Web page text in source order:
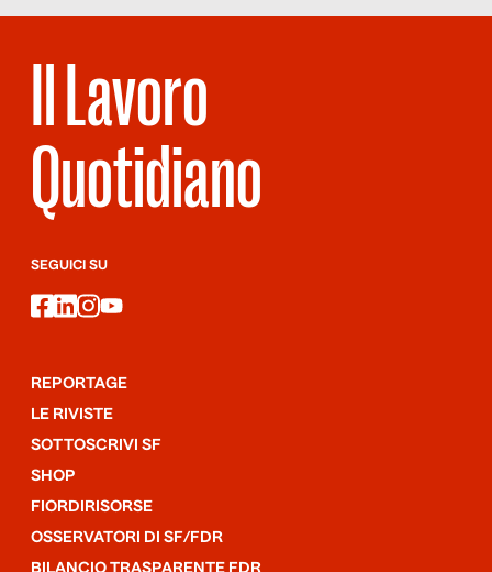
Il Lavoro
Quotidiano
SEGUICI SU
facebook
linkedin
instagram
youtube
REPORTAGE
LE RIVISTE
SOTTOSCRIVI SF
SHOP
FIORDIRISORSE
OSSERVATORI DI SF/FDR
BILANCIO TRASPARENTE FDR